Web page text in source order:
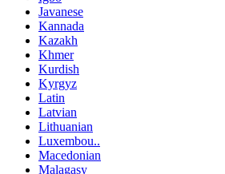
Javanese
Kannada
Kazakh
Khmer
Kurdish
Kyrgyz
Latin
Latvian
Lithuanian
Luxembou..
Macedonian
Malagasy